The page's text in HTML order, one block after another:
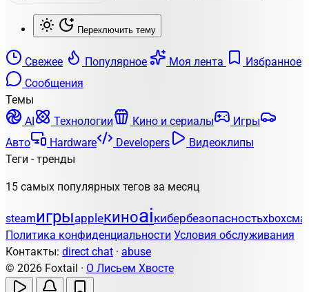
Переключить тему
Свежее Популярное Моя лента
Избранное
Сообщения
Темы
AI
Технологии Кино и сериалы
Игры
Авто
Hardware Developers
Видеоклипы
Теги - тренды
15 самых популярных тегов за месяц
steamигрыappleкиноaiкибербезопасностьxbox
Политика конфиденциальности Условия обслуживания
Контакты: direct chat · abuse
© 2026 Foxtail · О Лисьем Хвосте